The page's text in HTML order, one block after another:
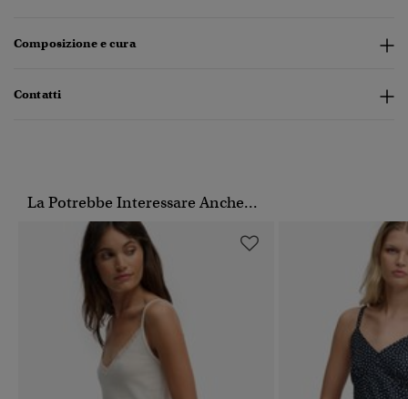
Composizione e cura
Contatti
La Potrebbe Interessare Anche...